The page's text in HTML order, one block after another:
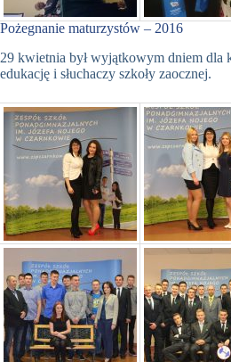
Pożegnanie maturzystów – 2016
29 kwietnia był wyjątkowym dniem dla
edukację i słuchaczy szkoły zaocznej.